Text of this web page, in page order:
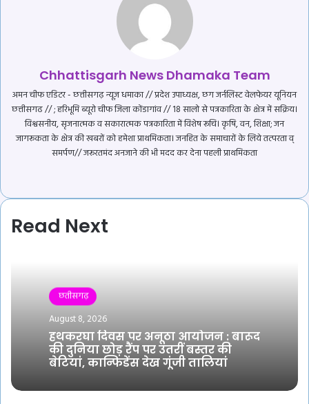
Chhattisgarh News Dhamaka Team
अमन चीफ एडिटर - छत्तीसगढ़ न्यूज़ धमाका // प्रदेश उपाध्यक्ष, छग जर्नलिस्ट वेलफेयर यूनियन
छत्तीसगढ // ; हरिभूमि ब्यूरो चीफ जिला कोंडागांव // 18 सालो से पत्रकारिता के क्षेत्र में सक्रिय।
विश्वसनीय, सृजनात्मक व सकारात्मक पत्रकारिता में विशेष रूचि। कृषि, वन, शिक्षा; जन
जागरूकता के क्षेत्र की खबरों को हमेशा प्राथमिकता। जनहित के समाचारों के लिये तत्परता व्
समर्पण// जरूरतमंद अनजाने की भी मदद कर देना पहली प्राथमिकता
Read Next
छतीसगढ़
August 8, 2026
हथकरघा दिवस पर अनूठा आयोजन : बारूद
की दुनिया छोड़ रैंप पर उतरीं बस्तर की
बेटियां, कान्फिडेंस देख गूंजी तालियां